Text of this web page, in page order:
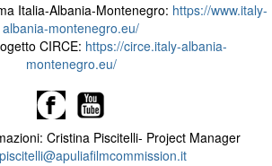
Italia-Albania-Montenegro: https://www.italy-
albania-montenegro.eu/
CIRCE: https://circe.italy-albania-
montenegro.eu/
Cristina Piscitelli- Project Manager